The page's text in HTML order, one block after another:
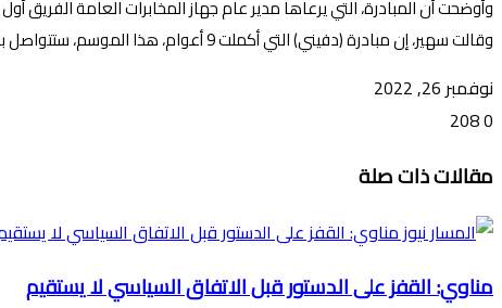
وأوضحت أن المبادرة، التي يرعاها مدير عام جهاز المخابرات العامة
وقالت سهير، إن مبادرة (دفيني) التي أكملت 9 أعوام، هذا الموسم، ستتواصل بعدة مناطق خلال الأيام المقبلة بدعم الشركاء.
نوفمبر 26, 2022
0
عبر
البريد
مقالات ذات صلة
مناوي: القفز على الدستور قبل الاتفاق السياسي لا يستقيم